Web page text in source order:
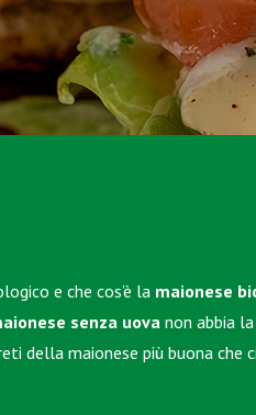
e che cos’è la maionese
senza uova non abbia
della maionese più buona che